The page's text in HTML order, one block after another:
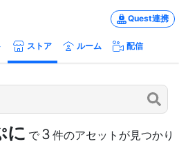
Quest連携
ストア ルーム 配信
に で 3 件のアセットが見つかり